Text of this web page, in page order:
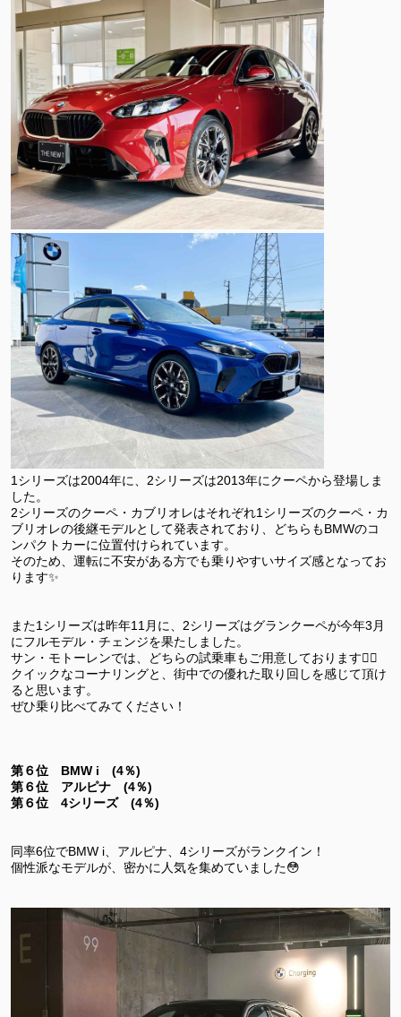
1シリーズは2004年に、2シリーズは2013年にクーペから登場しま
した。
2シリーズのクーペ・カブリオレはそれぞれ1シリーズのクーペ・カ
ブリオレの後継モデルとして発表されており、どちらもBMWのコ
ンパクトカーに位置付けられています。
そのため、運転に不安がある方でも乗りやすいサイズ感となってお
ります✨
また1シリーズは昨年11月に、2シリーズはグランクーペが今年3月
にフルモデル・チェンジを果たしました。
サン・モトーレンでは、どちらの試乗車もご用意しております🙆‍♀️
クイックなコーナリングと、街中での優れた取り回しを感じて頂け
ると思います。
ぜひ乗り比べてみてください！
第６位 BMW i (4％)
第６位 アルピナ (4％)
第６位 4シリーズ (4％)
同率6位でBMW i、アルピナ、4シリーズがランクイン！
個性派なモデルが、密かに人気を集めていました😳